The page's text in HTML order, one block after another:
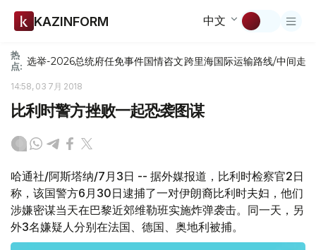
KAZINFORM 中文
热
点: 选举-2026总统府任免事件国情咨文跨里海国际运输路线/中间走廊
14:58, 03 7月 2018
比利时警方挫败一起恐袭图谋
哈通社/阿斯塔纳/7月3日 -- 据外媒报道，比利时检察官2日
称，该国警方6月30日逮捕了一对伊朗裔比利时夫妇，他们
涉嫌密谋当天在巴黎近郊维勒班实施炸弹袭击。同一天，另
外3名嫌疑人分别在法国、德国、奥地利被捕。